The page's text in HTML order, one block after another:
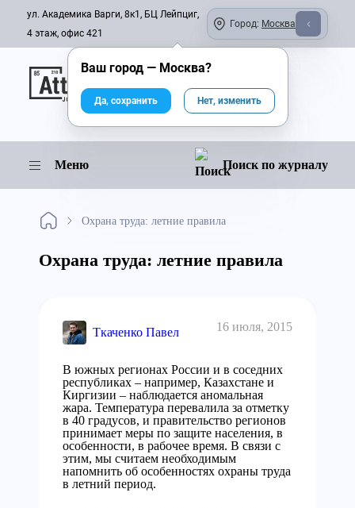
ул. Академика Варги, 8к1, БЦ Лейпциг,
4 этаж, офис 421
Город: Москва
Онлайн-журнал
Меню Поиск по журналу
Охрана труда: летние правила
Охрана труда: летние правила
Ткаченко Павел 16 июля, 2015
В южных регионах России и в соседних
республиках – например, Казахстане и
Киргизии – наблюдается аномальная
жара. Температура перевалила за отметку
в 40 градусов, и правительство регионов
принимает меры по защите населения, в
особенности, в рабочее время. В связи с
этим, мы считаем необходимым
напомнить об особенностях охраны труда
в летний период.
Ваш город — Москва?
Да, сохранить Нет, изменить